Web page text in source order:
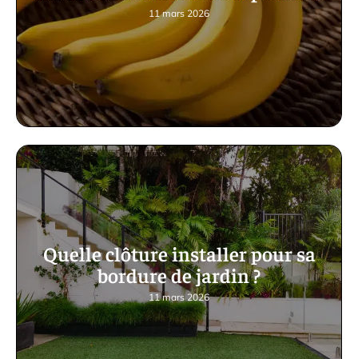
11 mars 2026
Quelle clôture installer pour sa
bordure de jardin ?
11 mars 2026